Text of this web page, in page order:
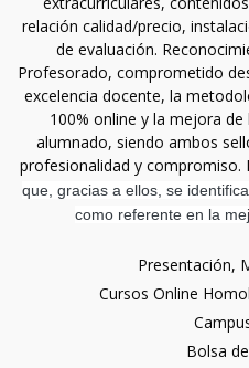
relación calidad/precio,
de evaluación.
Profesorado, comprometido
excelencia docente, la
100% online y la mejora
alumnado, siendo ambos
profesionalidad y compromiso.
que, gracias a ellos, se
como referente en la
Presentación,
Cursos Online
Bolsa